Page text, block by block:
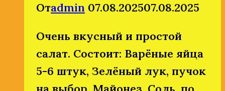
Отadmin 07.08.202507.08.2025
Очень вкусный и простой
салат. Состоит: Варёные яйца
5-6 штук, Зелёный лук, пучок